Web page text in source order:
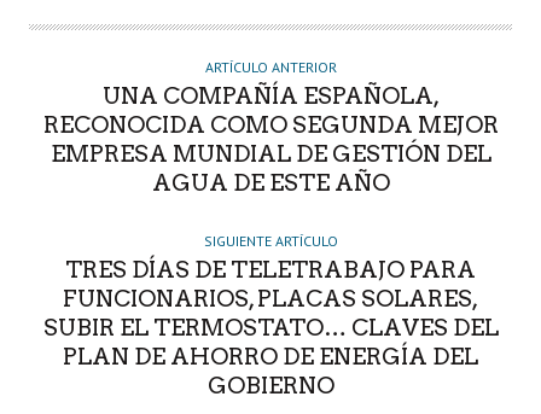
O
ARTÍCULO ANTERIOR
UNA COMPAÑÍA ESPAÑOLA,
RECONOCIDA COMO SEGUNDA MEJOR
EMPRESA MUNDIAL DE GESTIÓN DEL
AGUA DE ESTE AÑO
SIGUIENTE ARTÍCULO
TRES DÍAS DE TELETRABAJO PARA
FUNCIONARIOS, PLACAS SOLARES,
SUBIR EL TERMOSTATO… CLAVES DEL
PLAN DE AHORRO DE ENERGÍA DEL
GOBIERNO